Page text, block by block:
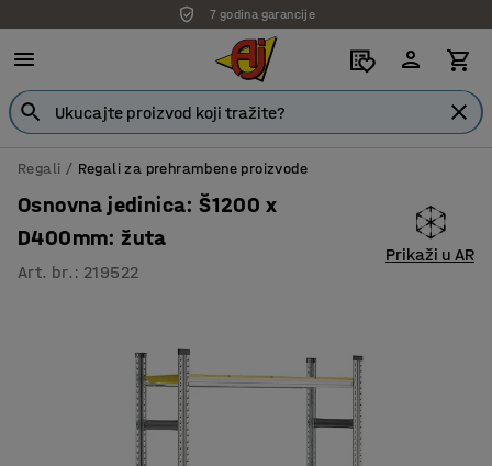
7 godina garancije
Regali Regali za prehrambene proizvode
Osnovna jedinica: Š1200 x
D400mm: žuta
Art. br. : 219522
Prikaži u AR